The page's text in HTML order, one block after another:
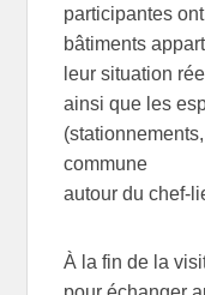
participantes
bâtiments
leur situation
ainsi que les
commune
autour du chef-
À la fin de la